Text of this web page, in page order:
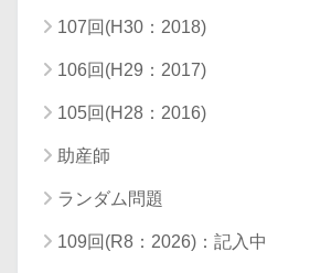
107回(H30：2018)
106回(H29：2017)
105回(H28：2016)
助産師
ランダム問題
109回(R8：2026)：記入中